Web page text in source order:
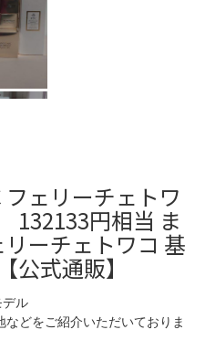
フェリーチェトワ
円相当 ま
リーチェトワコ 基
公式通販】
ル
どをご紹介いただいておりま